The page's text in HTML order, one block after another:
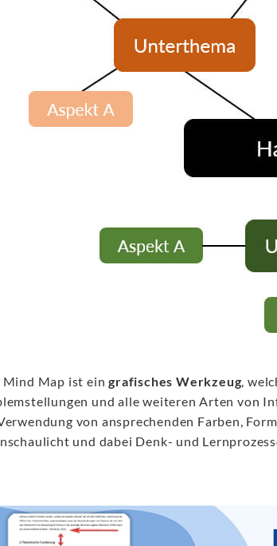
Mind Map ist eingrafisches Werkzeug,
und alle weiteren Arten von
von ansprechenden Farben,
und dabei Denk- und